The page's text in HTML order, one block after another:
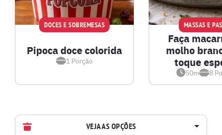
DOCES E SOBREMESAS
Pipoca doce colorida
1 Porção
MASSAS E
Faça
molho
toque
50m 8
VEJA AS OPÇÕES